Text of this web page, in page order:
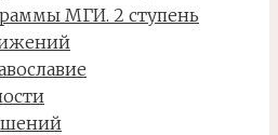
МГИ. 2 ступень